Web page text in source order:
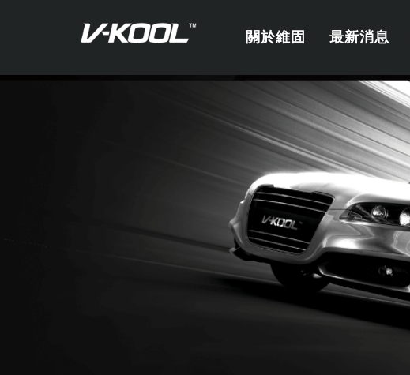
關於維固 最新消息